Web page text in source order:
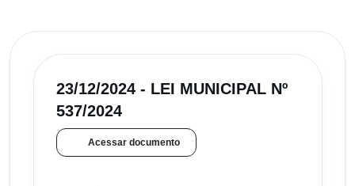
23/12/2024 - LEI MUNICIPAL Nº
537/2024
Acessar documento